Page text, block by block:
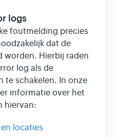
logs
foutmelding precies
dat de
worden. Hierbij raden
log als de
te schakelen. In onze
informatie over het
hiervan:
locaties